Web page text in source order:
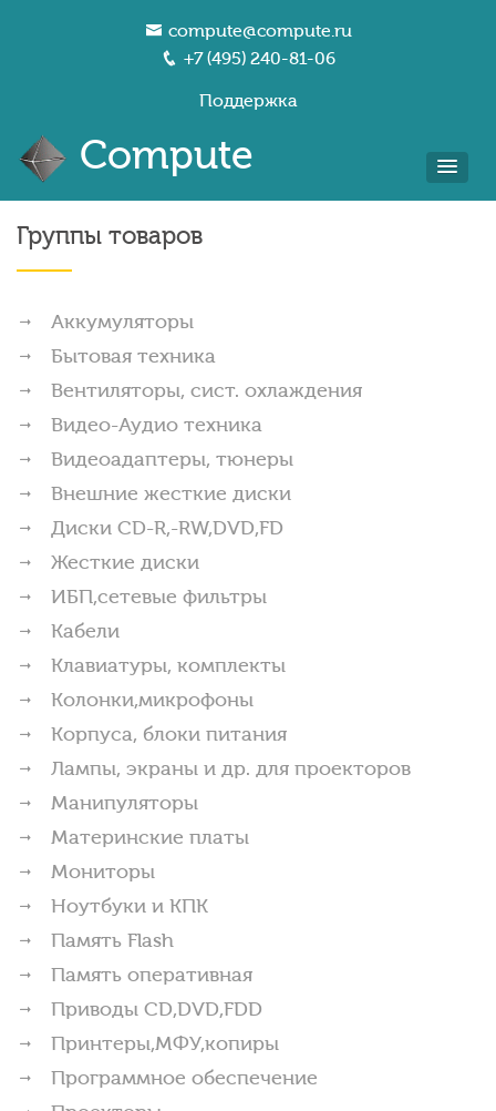
compute@compute.ru
+7 (495) 240-81-06
Поддержка
Compute
Группы товаров
Аккумуляторы
Бытовая техника
Вентиляторы, сист. охлаждения
Видео-Аудио техника
Видеоадаптеры, тюнеры
Внешние жесткие диски
Диски CD-R,-RW,DVD,FD
Жесткие диски
ИБП,сетевые фильтры
Кабели
Клавиатуры, комплекты
Колонки,микрофоны
Корпуса, блоки питания
Лампы, экраны и др. для проекторов
Манипуляторы
Материнские платы
Мониторы
Ноутбуки и КПК
Память Flash
Память оперативная
Приводы CD,DVD,FDD
Принтеры,МФУ,копиры
Программное обеспечение